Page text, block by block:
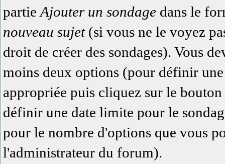
partie Ajouter un sondage dans le
nouveau sujet(si vous ne le voyez
droit de créer des sondages). Vous
moins deux options (pour définir
appropriée puis cliquez sur le bouton
définir une date limite pour le
pour le nombre d'options que vous
l'administrateur du forum).